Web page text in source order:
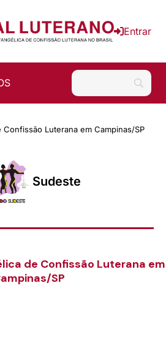
Entrar
Luterana em Campinas/SP
Sudeste
de Confissão Luterana em
SP